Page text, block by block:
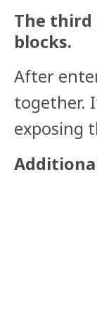
The third
blocks.
After
together.
exposing